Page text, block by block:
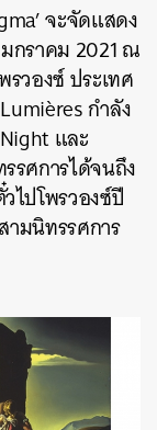
จะจัดแสดง
มกราคม 2021ณ
รวองซ์ ประเทศ
กำลัง
และ
รศการได้จนถึง
ไปโพรวองซ์ปี
ามนิทรรศการ